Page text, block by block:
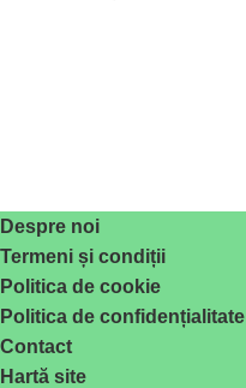
Despre noi
Termeni și condiții
Politica de cookie
Politica de confidențialitate
Contact
Hartă site